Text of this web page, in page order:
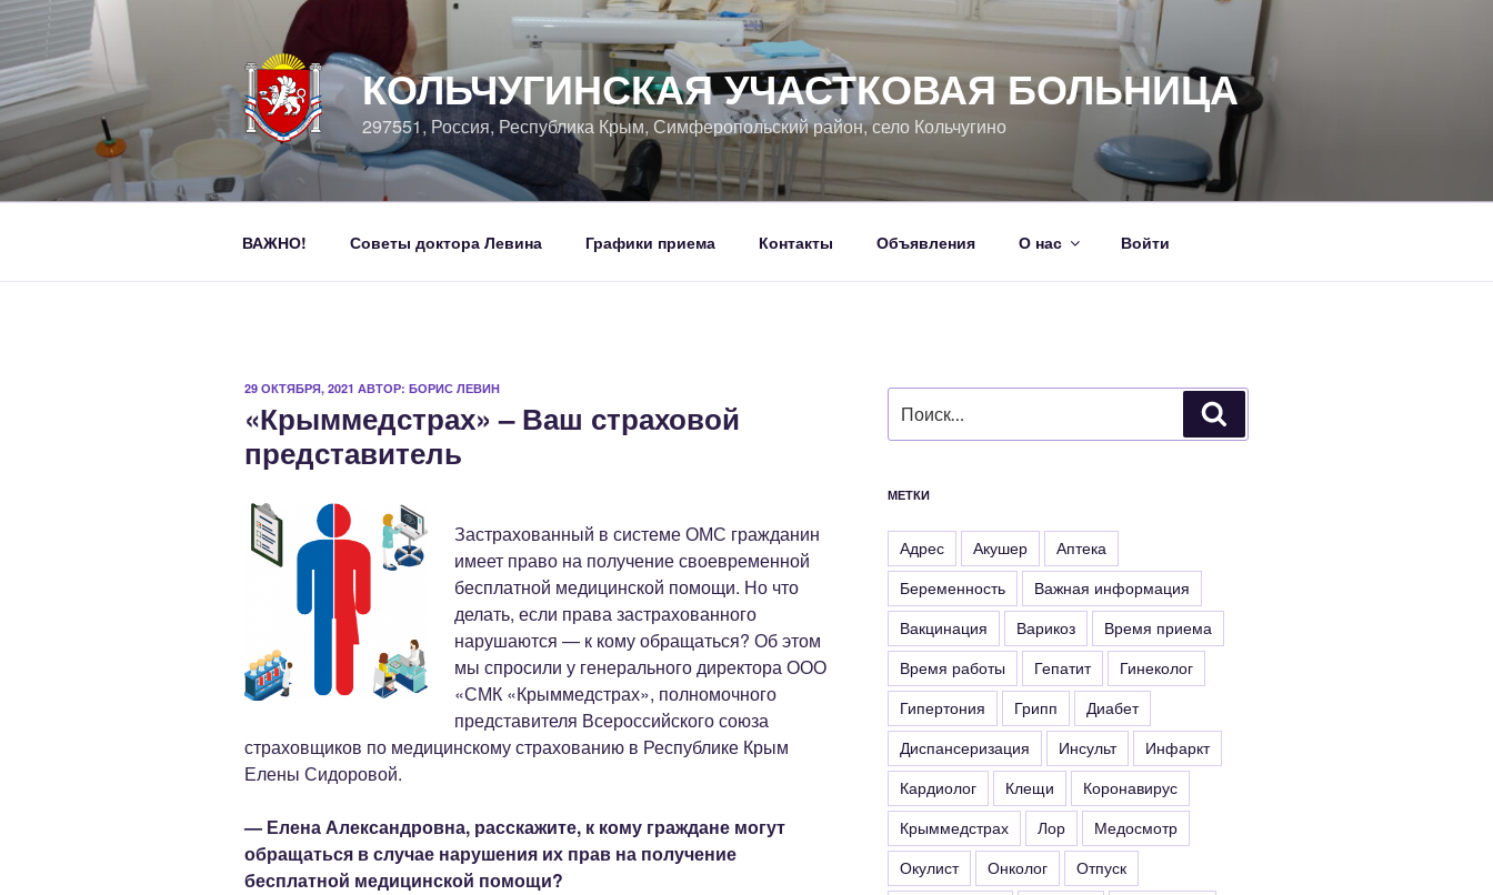
Перейти
содержимому
КОЛЬЧУГИНСКАЯ УЧАСТКОВАЯ БОЛЬНИЦА
297551, Россия, Республика Крым, Симферопольский район, село Кольчугино
ВАЖНО! Советы доктора Левина Графики приема Контакты Объявления О нас Войти
ОПУБЛИКОВАНО
29 ОКТЯБРЯ, 2021 АВТОР: БОРИС ЛЕВИН
«Крыммедстрах» – Ваш страховой
представитель
Застрахованный в системе ОМС гражданин
имеет право на получение своевременной
бесплатной медицинской помощи. Но что
делать, если права застрахованного
нарушаются — к кому обращаться? Об этом
мы спросили у генерального директора ООО
«СМК «Крыммедстрах», полномочного
представителя Всероссийского союза
страховщиков по медицинскому страхованию в Республике Крым
Елены Сидоровой.
— Елена Александровна, расскажите, к кому граждане могут
обращаться в случае нарушения их прав на получение
бесплатной медицинской помощи?
МЕТКИ
Адрес Акушер
Аптека
Беременность
Важная информация
Вакцинация
Варикоз
Время приема
Время работы
Гепатит
Гинеколог
Гипертония
Грипп
Диабет
Диспансеризация
Инсульт
Инфаркт
Кардиолог
Клещи
Коронавирус
Крыммедстрах
Лор
Медосмотр
Окулист
Онколог
Отпуск